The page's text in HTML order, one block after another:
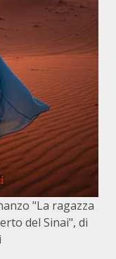
"La ragazza
del Sinai", di